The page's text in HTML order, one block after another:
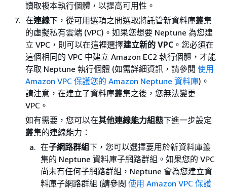
讀取複本執行個體，以提高可用性。
在連線下，從可用選項之間選取將託管新資料庫叢集
的虛擬私有雲端 (VPC)。如果您想要 Neptune 為您建
立 VPC，則可以在這裡選擇建立新的 VPC 。您必須在
這個相同的 VPC 中建立 Amazon EC2 執行個體，才能
存取 Neptune 執行個體 (如需詳細資訊，請參閱 使用
Amazon VPC 保護您的 Amazon Neptune 資料庫)。
請注意，在建立了資料庫叢集之後，您無法變更
VPC。
如有需要，您可以在其他連線能力組態下進一步設定
叢集的連線能力：
在子網路群組下，您可以選擇要用於新資料庫叢
集的 Neptune 資料庫子網路群組。如果您的 VPC
尚未有任何子網路群組，Neptune 會為您建立資
料庫子網路群組 (請參閱 使用 Amazon VPC 保護